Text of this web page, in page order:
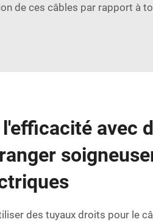
de ces câbles par rapport à
avec
des tuyaux droits pour le